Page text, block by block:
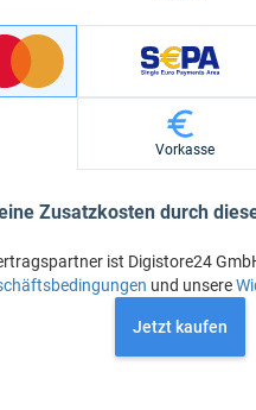
Vorkasse
Zusatzkosten durch
ist Digistore24
und unsere
Jetzt kaufen